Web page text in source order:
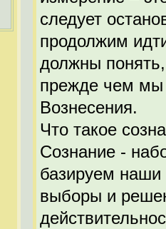
следует
продолжим
должны
прежде чем мы
Вознесения.
Что такое
Сознание -
базируем
выборы и